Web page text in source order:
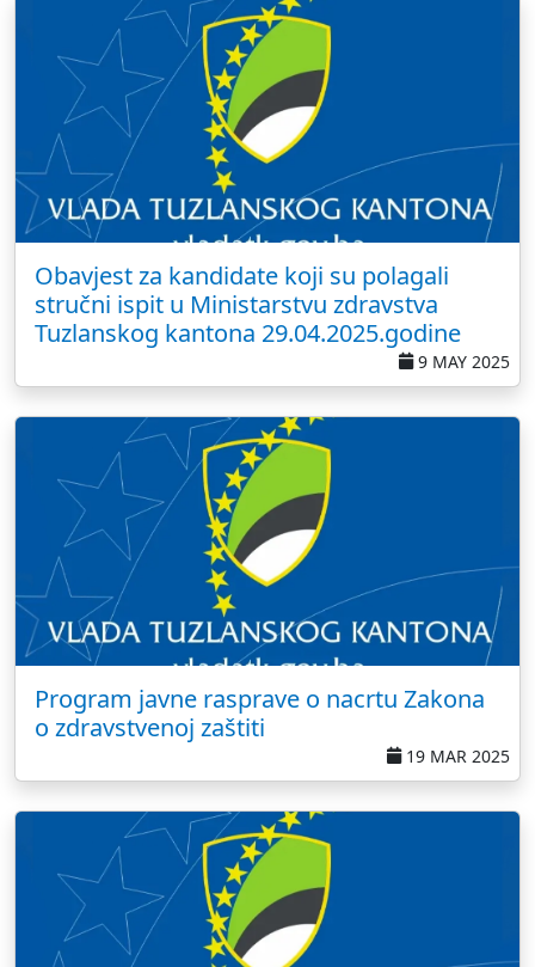
Obavjest za kandidate koji su polagali
stručni ispit u Ministarstvu zdravstva
Tuzlanskog kantona 29.04.2025.godine
9 MAY 2025
Program javne rasprave o nacrtu Zakona
o zdravstvenoj zaštiti
19 MAR 2025